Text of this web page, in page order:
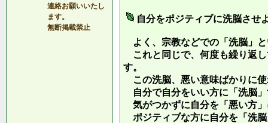
連絡お願いいたし
ます。
無断掲載禁止
自分をポジティブに洗脳させ
よく、宗教などでの「洗脳」
これと同じで、何度も繰り返
す。
この洗脳、悪い意味ばかりに
自分で自分をいい方に「洗脳
気がつかずに自分を「悪い方
ポジティブな方に自分を「洗